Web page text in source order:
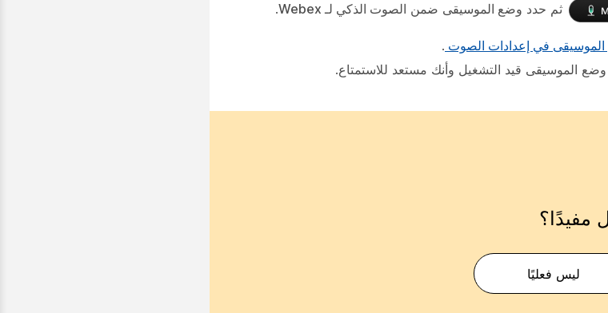
ثم حدد وضع الموسيقى ضمن الصوت الذكي لـ Webex .
في إعدادات الصوت .
الموسيقى قيد التشغيل وأنك مستعد للاستمتاع.
مفيدًا؟
ليس فعليًا